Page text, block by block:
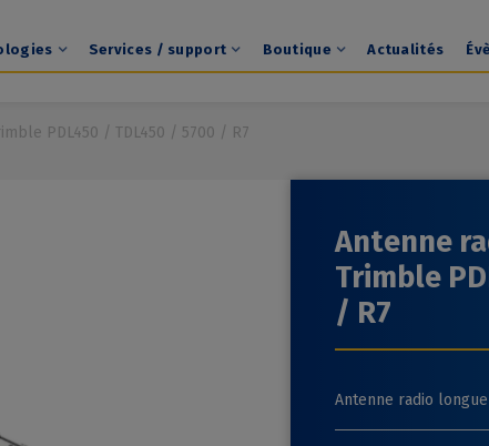
Services / support Boutique Actualités
PDL450 / TDL450 / 5700 / R7
Antenne
Trimble
/ R7
Antenne radio